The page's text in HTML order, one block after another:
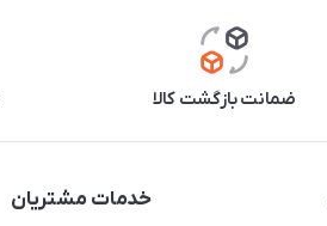
ضمانت بازگشت کالا
خدمات مشتریان